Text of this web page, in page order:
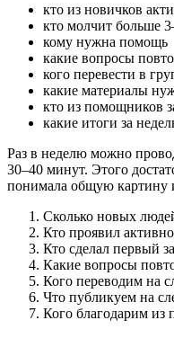
кто из новичков
кто молчит больше
кому нужна помощь
какие вопросы
кого перевести в
какие материалы
кто из помощников
какие итоги за
Раз в неделю можно
30–40 минут. Этого
понимала общую картину
Сколько новых
Кто проявил
Кто сделал первый
Какие вопросы
Кого переводим на
Что публикуем на
Кого благодарим из